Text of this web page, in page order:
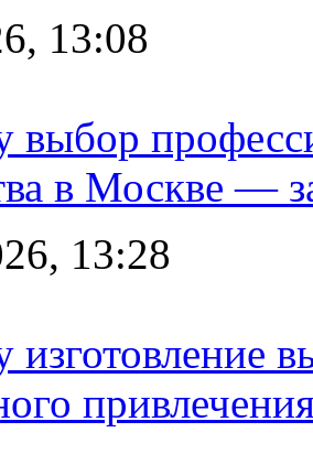
13:08
выбор
в Москве —
13:28
изготовление